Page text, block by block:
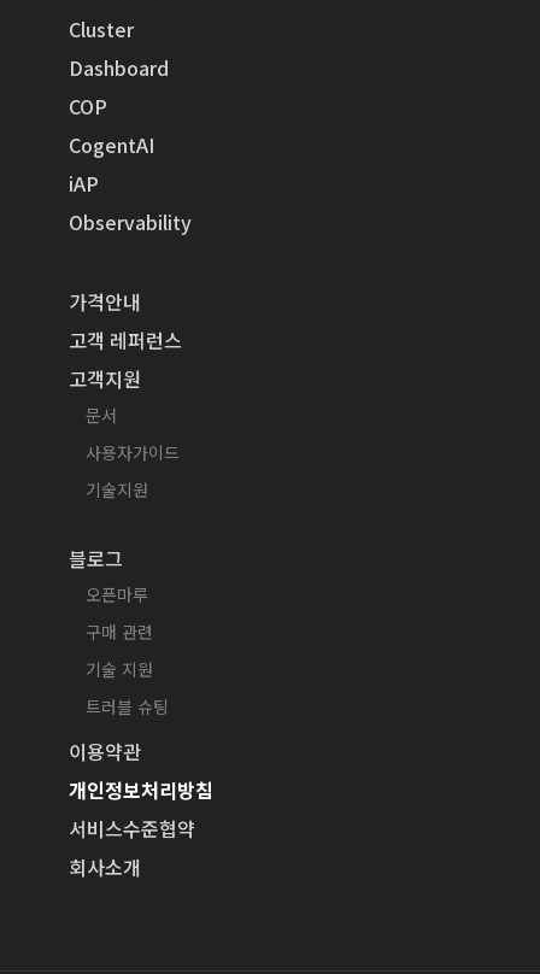
Cluster
Dashboard
COP
CogentAI
iAP
Observability
가격안내
고객 레퍼런스
고객지원
문서
사용자가이드
기술지원
블로그
오픈마루
구매 관련
기술 지원
트러블 슈팅
이용약관
개인정보처리방침
서비스수준협약
회사소개